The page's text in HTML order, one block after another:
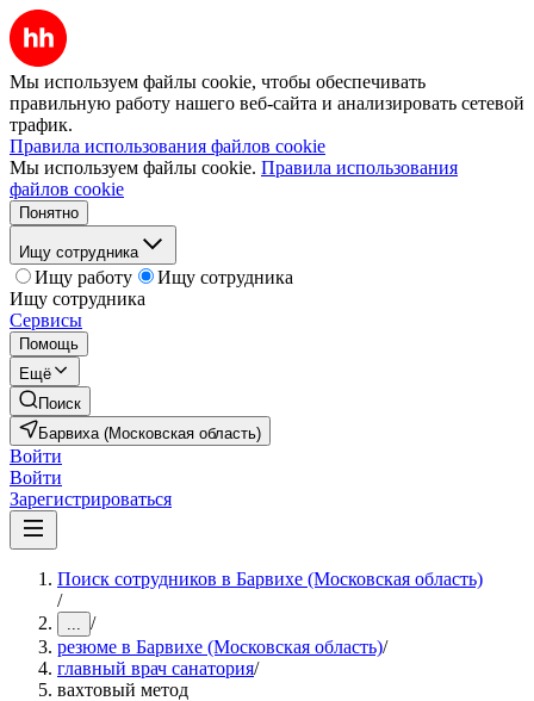
Мы используем файлы cookie, чтобы обеспечивать
правильную работу нашего веб-сайта и анализировать сетевой
трафик.
Правила использования файлов cookie
Мы используем файлы cookie. Правила использования
файлов cookie
Понятно
Ищу сотрудника
Ищу работу
Ищу сотрудника
Ищу сотрудника
Сервисы
Помощь
Ещё
Поиск
Барвиха (Московская область)
Войти
Войти
Зарегистрироваться
Поиск сотрудников в Барвихе (Московская область)
/
... /
резюме в Барвихе (Московская область)/
главный врач санатория/
вахтовый метод